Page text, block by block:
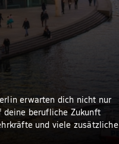
erwarten dich nicht nur
deine berufliche Zukunft
und viele zusätzliche